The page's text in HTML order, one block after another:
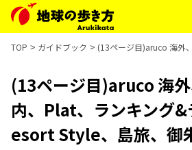
TOP ガイドブック (13ページ目)aruco 海外
(13ページ目)aruco 海
内、Plat、ランキング&
esort Style、島旅、御